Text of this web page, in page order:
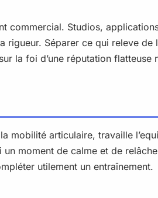
commercial. Studios,
rigueur. Séparer ce qui releve
la foi d’une réputation flatteuse
mobilité articulaire, travaille
moment de calme et de
utilement un entraînement.